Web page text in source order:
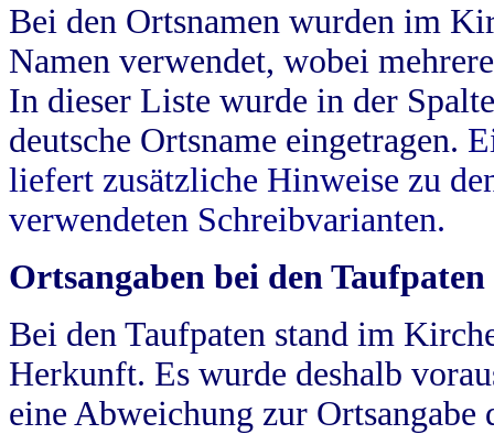
Bei den Ortsnamen wurden im
Namen verwendet, wobei
In dieser Liste wurde in der
deutsche Ortsname eingetragen.
liefert zusätzliche Hinweise zu
verwendeten Schreibvarianten.
Ortsangaben bei den Taufpaten
Bei den Taufpaten stand im
Herkunft. Es wurde deshalb
eine Abweichung zur